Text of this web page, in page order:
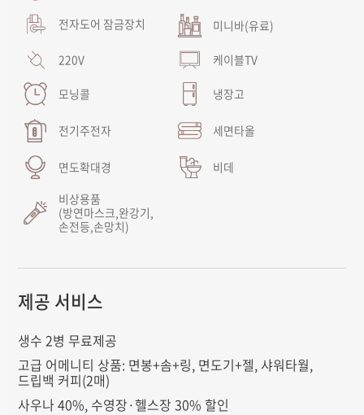
전자도어 잠금장치 미니바(유료)
220V 케이블TV
모닝콜 냉장고
전기주전자 세면타올
면도확대경
비데
비상용품
(방연마스크,완강기,
손전등,손망치)
제공 서비스
생수 2병 무료제공
고급 어메니티 상품: 면봉+솜+링, 면도기+젤, 샤워타월,
드립백 커피(2매)
사우나 40%, 수영장·헬스장 30% 할인